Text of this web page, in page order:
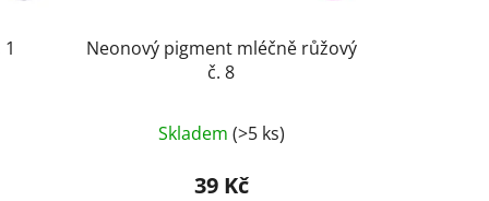
Neonový pigment mléčně růžový
č. 8
hodnocení
produktu
Skladem (>5 ks)
39 Kč